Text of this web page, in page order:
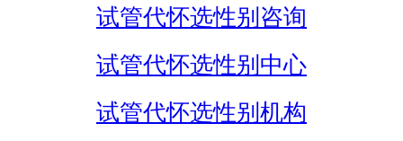
试管代怀选性别咨询
试管代怀选性别中心
试管代怀选性别机构